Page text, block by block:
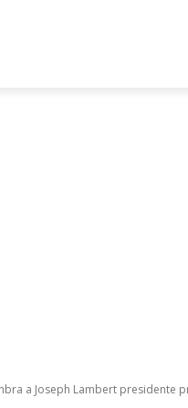
a Joseph Lambert presidente